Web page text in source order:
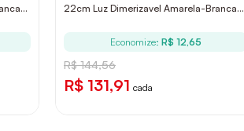
22cm Luz Dimerizavel Amarela-Branca
Economize: R$ 12,65
R$ 144,56
R$ 131,91 cada